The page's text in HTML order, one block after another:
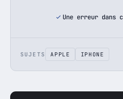
Une erreur
SUJETS APPLE IPHONE